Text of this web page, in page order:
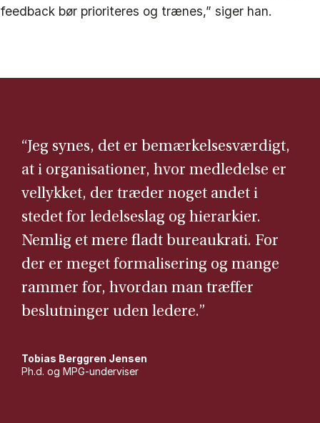
feedback bør prioriteres og trænes,” siger han.
“Jeg synes, det er bemærkelsesværdigt,
at i organisationer, hvor medledelse er
vellykket, der træder noget andet i
stedet for ledelseslag og hierarkier.
Nemlig et mere fladt bureaukrati. For
der er meget formalisering og mange
rammer for, hvordan man træffer
beslutninger uden ledere.”
Tobias Berggren Jensen
Ph.d. og MPG-underviser